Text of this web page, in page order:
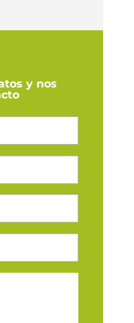
y nos